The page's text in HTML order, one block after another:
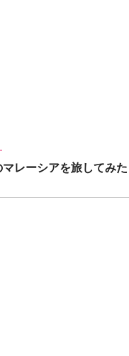
マレーシアを旅してみ